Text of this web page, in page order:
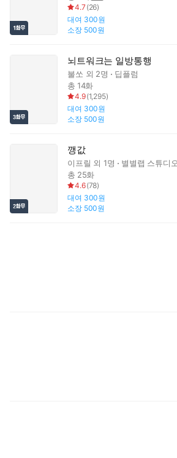
4.7 (26)
대여 300원
소장 500원
뇌트워크는 일방통행
불쏘 외 2명
딥플럼
총 14화
4.9(1,295)
대여 300원
소장 500원
깽값
이프릴 외 1명
별별랩 스튜디오
총 25화
4.6(78)
대여 300원
소장 500원